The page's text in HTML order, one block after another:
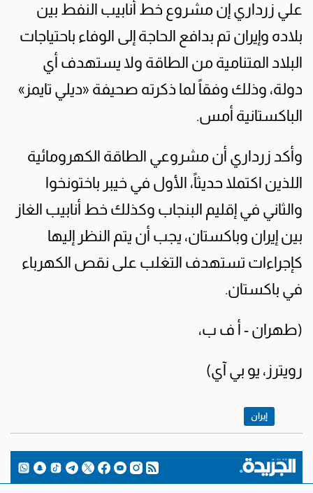
علي زرداري إن مشروع خط أنابيب النفط بين
بلاده وإيران تم بدافع الحاجة إلى الوفاء باحتياجات
البلاد المتنامية من الطاقة ولا يستهدف أي
دولة، وذلك وفقاً لما ذكرته صحيفة «ديلي تايمز»
الباكستانية أمس.
وأكد زرداري أن مشروعي الطاقة الكهرومائية
اللذين اكتملا حديثاً، الأول في خيبر باختونخوا
والثاني في إقليم البنجاب وكذلك خط أنابيب الغاز
بين إيران وباكستان، يجب أن يتم النظر إليها
كإجراءات تستهدف التغلب على نقص الكهرباء
في باكستان.
(طهران - أ ف ب،
رويترز، يو بي آي)
إيران